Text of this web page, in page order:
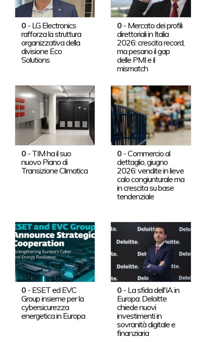
0- LG Electronics
rafforza la struttura
organizzativa della
divisione Eco
Solutions
0 - Mercato dei profili
direttoriali in Italia
2026: crescita record,
ma pesano il gap
delle PMI e il
mismatch
0- TIM ha il suo
nuovo Piano di
Transizione Climatica
0 -Commercio al
dettaglio, giugno
2026: vendite in lieve
calo congiunturale ma
in crescita su base
tendenziale
0- ESET ed EVC
Group insieme per la
cybersicurezza
energetica in Europa
0 - La sfida dell'IA in
Europa: Deloitte
chiede nuovi
investimenti in
sovranità digitale e
finanziaria